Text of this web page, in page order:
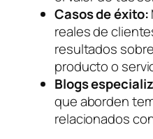
Casos de éxito:
reales de
resultados
producto o
Blogs
que aborden
relacionados